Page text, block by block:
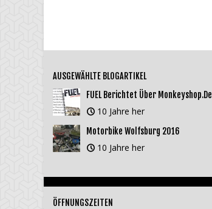
AUSGEWÄHLTE BLOGARTIKEL
FUEL Berichtet Über Monkeyshop.de
10 Jahre her
Motorbike Wolfsburg 2016
10 Jahre her
ÖFFNUNGSZEITEN